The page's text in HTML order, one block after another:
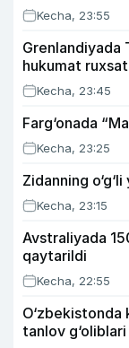
Kecha, 23:55
Grenlandiyada
hukumat
Kecha, 23:45
Farg‘onada
Kecha, 23:25
Zidanning
Kecha, 23:15
Avstraliyada
qaytarildi
Kecha, 22:55
O‘zbekistonda
tanlov